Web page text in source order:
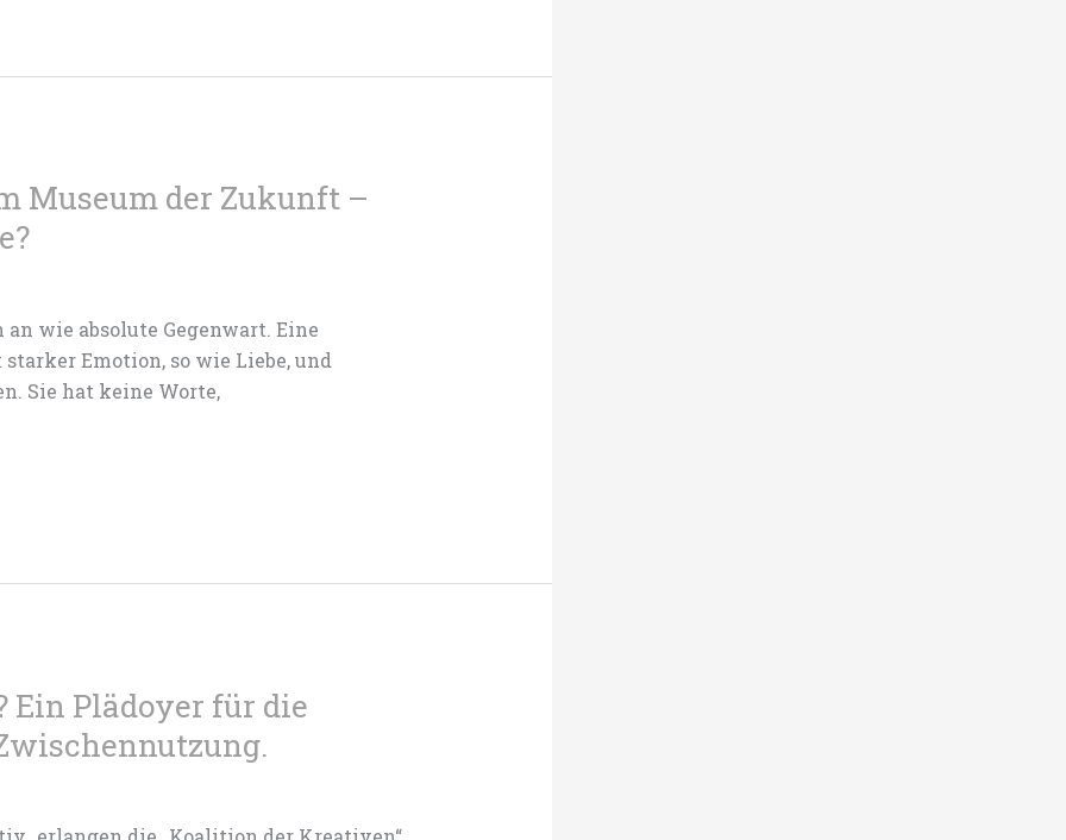
Museum der Zukunft –
wie absolute Gegenwart. Eine
Emotion, so wie Liebe, und
Sie hat keine Worte,
Ein Plädoyer für die